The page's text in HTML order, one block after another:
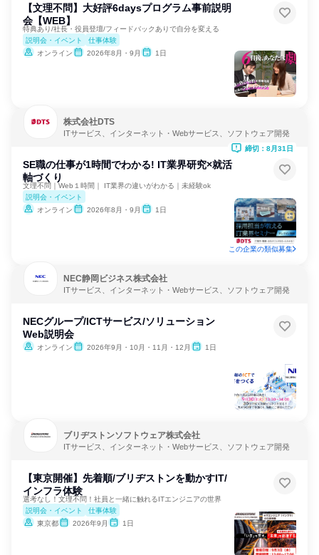
【文理不問】大好評6daysプログラム事前説明
会【WEB】
特典あり/社長・役員登壇/フィードバックありで自分を変える
説明会・イベント
仕事体験
オンライン
2026年8月・9月 1日
株式会社DTS
ITサービス、インターネット・Webサービス、ソフトウェア開発
SE職の仕事が1時間でわかる! IT業界研究×就活
軸づくり
文理不問｜Web１時間｜ IT業界の違いがわかる｜未経験ok
説明会・イベント
オンライン
2026年8月・9月 1日
締切：8月31日
この企業の類似募集
NEC静岡ビジネス株式会社
ITサービス、インターネット・Webサービス、ソフトウェア開発
NECグループ/ICTサービス/ソリューション
Web説明会
オンライン 2026年9月・10月・11月・12月 1日
ブリヂストンソフトウェア株式会社
ITサービス、インターネット・Webサービス、ソフトウェア開発
【東京開催】先着順/ブリヂストンを動かすIT/
インフラ体験
選考なし！文理不問！社員と一緒に触れるITエンジニアの世界
説明会・イベント
仕事体験
東京都
2026年9月 1日